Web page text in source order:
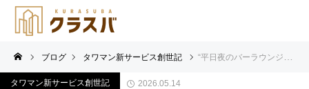
ブログ タワマン新サービス創世記 “平日夜のバーラウンジが動き出した。タワマン共用部に、夜間マーケティングの新しい舞台が生まれる”
タワマン新サービス創世記 2026.05.14